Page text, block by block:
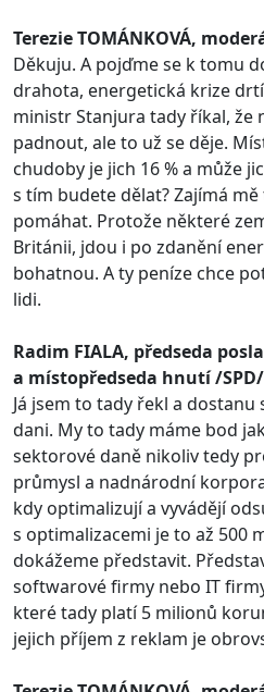
Terezie TOMÁNKOVÁ,
Děkuju. A pojďme se k tomu
drahota, energetická krize
ministr Stanjura tady říkal, že
padnout, ale to už se děje.
chudoby je jich 16 % a může
s tím budete dělat? Zajímá mě
pomáhat. Protože některé
Británii, jdou i po zdanění
bohatnou. A ty peníze chce
lidi.
Radim FIALA, předseda
a místopředseda hnutí /
Já jsem to tady řekl a dostanu
dani. My to tady máme bod
sektorové daně nikoliv tedy
průmysl a nadnárodní
kdy optimalizují a vyvádějí
s optimalizacemi je to až 500
dokážeme představit.
softwarové firmy nebo IT
které tady platí 5 milionů
jejich příjem z reklam je